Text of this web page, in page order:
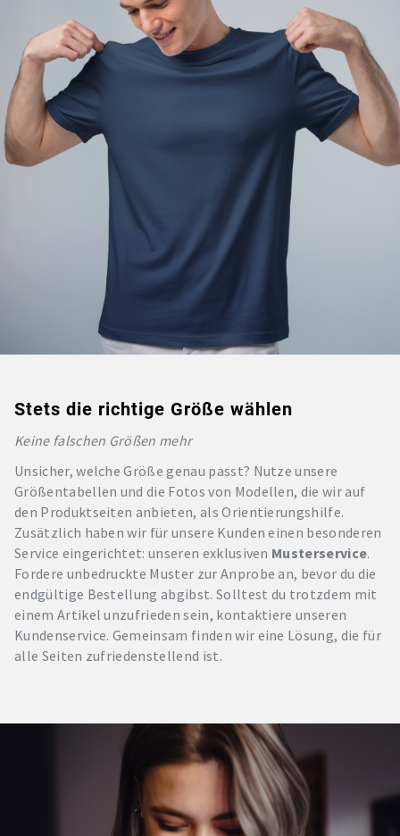
Stets die richtige Größe wählen
Keine falschen Größen mehr
Unsicher, welche Größe genau passt? Nutze unsere
Größentabellen und die Fotos von Modellen, die wir auf
den Produktseiten anbieten, als Orientierungshilfe.
Zusätzlich haben wir für unsere Kunden einen besonderen
Service eingerichtet: unseren exklusiven Musterservice.
Fordere unbedruckte Muster zur Anprobe an, bevor du die
endgültige Bestellung abgibst. Solltest du trotzdem mit
einem Artikel unzufrieden sein, kontaktiere unseren
Kundenservice. Gemeinsam finden wir eine Lösung, die für
alle Seiten zufriedenstellend ist.